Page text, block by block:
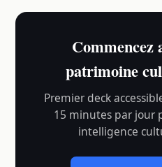
Commencez
patrimoine
Premier deck
15 minutes par jour
intelligence